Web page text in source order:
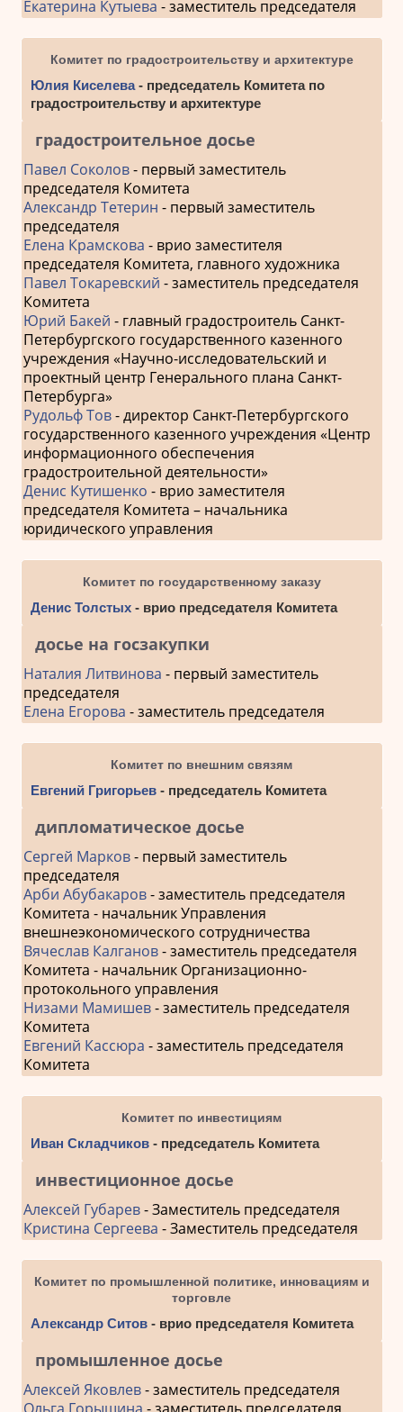
Екатерина Кутыева - заместитель председателя
Комитет по градостроительству и архитектуре
Юлия Киселева- председатель Комитета по
градостроительству и архитектуре
градостроительное досье
Павел Соколов- первый заместитель
председателя Комитета
Александр Тетерин - первый заместитель
председателя
Елена Крамскова - врио заместителя
председателя Комитета, главного художника
Павел Токаревский - заместитель председателя
Комитета
Юрий Бакей - главный градостроитель Санкт-
Петербургского государственного казенного
учреждения «Научно-исследовательский и
проектный центр Генерального плана Санкт-
Петербурга»
Рудольф Тов- директор Санкт-Петербургского
государственного казенного учреждения «Центр
информационного обеспечения
градостроительной деятельности»
Денис Кутишенко - врио заместителя
председателя Комитета – начальника
юридического управления
Комитет по государственному заказу
Денис Толстых- врио председателя Комитета
досье на госзакупки
Наталия Литвинова - первый заместитель
председателя
Елена Егорова - заместитель председателя
Комитет по внешним связям
Евгений Григорьев- председатель Комитета
дипломатическое досье
Сергей Марков- первый заместитель
председателя
Арби Абубакаров- заместитель председателя
Комитета - начальник Управления
внешнеэкономического сотрудничества
Вячеслав Калганов- заместитель председателя
Комитета - начальник Организационно-
протокольного управления
Низами Мамишев- заместитель председателя
Комитета
Евгений Кассюра - заместитель председателя
Комитета
Комитет по инвестициям
Иван Складчиков- председатель Комитета
инвестиционное досье
Алексей Губарев- Заместитель председателя
Кристина Сергеева - Заместитель председателя
Комитет по промышленной политике, инновациям и
торговле
Александр Ситов- врио председателя Комитета
промышленное досье
Алексей Яковлев- заместитель председателя